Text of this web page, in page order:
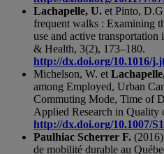
Lachapelle, U. et Pinto,
frequent walks : Examining
use and active
& Health, 3(2), 173–180.
http://dx.doi.org/10.1016/
Michelson, W. et
among Employed, Urban
Commuting Mode, Time of
Applied Research in Quality
http://dx.doi.org/10.1007/
Paulhiac Scherrer F.
de mobilité durable au